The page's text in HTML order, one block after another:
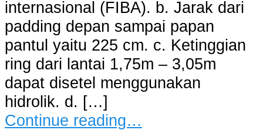
internasional (FIBA). b. Jarak dari
padding depan sampai papan
pantul yaitu 225 cm. c. Ketinggian
ring dari lantai 1,75m – 3,05m
dapat disetel menggunakan
hidrolik. d. […]
Continue reading…